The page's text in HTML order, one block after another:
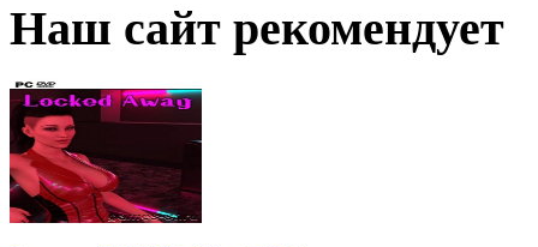
Наш сайт рекомендует